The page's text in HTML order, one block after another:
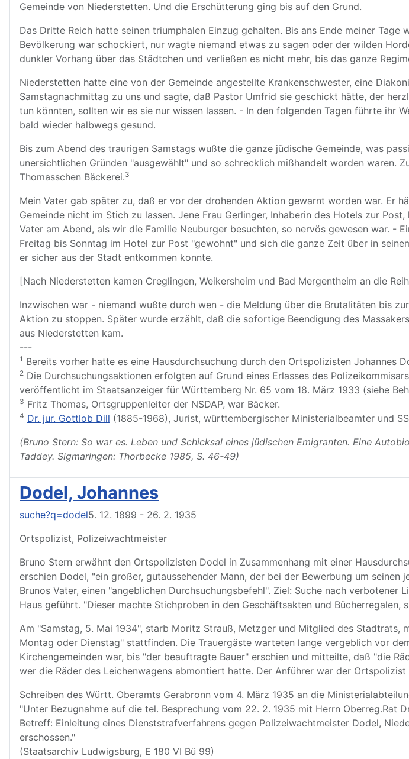
Gemeinde von Niederstetten. Und die Erschütterung ging bis auf den Grund.
Das Dritte Reich hatte seinen triumphalen Einzug gehalten. Bis ans Ende meiner
Bevölkerung war schockiert, nur wagte niemand etwas zu sagen oder der wilden
dunkler Vorhang über das Städtchen und verließen es nicht mehr, bis das ganze
Niederstetten hatte eine von der Gemeinde angestellte Krankenschwester, eine
Samstagnachmittag zu uns und sagte, daß Pastor Umfrid sie geschickt hätte, der
tun könnten, sollten wir es sie nur wissen lassen. - In den folgenden Tagen führte ihr
bald wieder halbwegs gesund.
Bis zum Abend des traurigen Samstags wußte die ganze jüdische Gemeinde, was
unersichtlichen Gründen "ausgewählt" und so schrecklich mißhandelt worden waren.
Thomasschen Bäckerei.3
Mein Vater gab später zu, daß er vor der drohenden Aktion gewarnt worden war. Er
Gemeinde nicht im Stich zu lassen. Jene Frau Gerlinger, Inhaberin des Hotels zur
Vater am Abend, als wir die Familie Neuburger besuchten, so nervös gewesen war. -
Freitag bis Sonntag im Hotel zur Post "gewohnt" und sich die ganze Zeit über in
er sicher aus der Stadt entkommen konnte.
[Nach Niederstetten kamen Creglingen, Weikersheim und Bad Mergentheim an die
Inzwischen war - niemand wußte durch wen - die Meldung über die Brutalitäten bis
Aktion zu stoppen. Später wurde erzählt, daß die sofortige Beendigung des
aus Niederstetten kam.
---
1 Bereits vorher hatte es eine Hausdurchsuchung durch den Ortspolizisten Johannes
2 Die Durchsuchungsaktionen erfolgten auf Grund eines Erlasses des
veröffentlicht im Staatsanzeiger für Württemberg Nr. 65 vom 18. März 1933 (siehe
3 Fritz Thomas, Ortsgruppenleiter der NSDAP, war Bäcker.
4 Dr. jur. Gottlob Dill (1885-1968), Jurist, württembergischer Ministerialbeamter und
(Bruno Stern: So war es. Leben und Schicksal eines jüdischen Emigranten. Eine
Taddey. Sigmaringen: Thorbecke 1985, S. 46-49)
Dodel, Johannes
suche?q=dodel5. 12. 1899 - 26. 2. 1935
Ortspolizist, Polizeiwachtmeister
Bruno Stern erwähnt den Ortspolizisten Dodel in Zusammenhang mit einer
erschien Dodel, "ein großer, gutaussehender Mann, der bei der Bewerbung um
Brunos Vater, einen "angeblichen Durchsuchungsbefehl". Ziel: Suche nach
Haus geführt. "Dieser machte Stichproben in den Geschäftsakten und Bücherregalen,
Am "Samstag, 5. Mai 1934", starb Moritz Strauß, Metzger und Mitglied des
Montag oder Dienstag" stattfinden. Die Trauergäste warteten lange vergeblich vor
Kirchengemeinden war, bis "der beauftragte Bauer" erschien und mitteilte, daß "die
wer die Räder des Leichenwagens abmontiert hatte. Der Anführer war der
Schreiben des Württ. Oberamts Gerabronn vom 4. März 1935 an die
"Unter Bezugnahme auf die tel. Besprechung vom 22. 2. 1935 mit Herrn Oberreg.Rat
Betreff: Einleitung eines Dienststrafverfahrens gegen Polizeiwachtmeister Dodel,
erschossen."
(Staatsarchiv Ludwigsburg, E 180 VI Bü 99)